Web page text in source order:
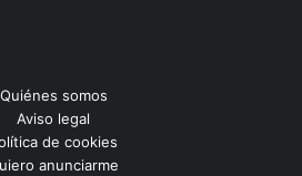
Quiénes somos
Aviso legal
de cookies
anunciarme